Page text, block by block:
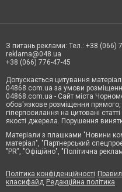
З питань реклами: Тел.: +38 (066)
reklama@048.ua
+38 (066) 776-47-45
Допускається цитування
04868.com.ua за умови
04868.com.ua - Сайт міста
обов'язкове розміщення
гіперпосилання на цитовані
якості джерела. Порушення
Матеріали з плашками "Новини
матеріал", "Партнерський
"PR", "Офіційно", "Політична
Політика конфіденційності
класифайд Редакційна політика